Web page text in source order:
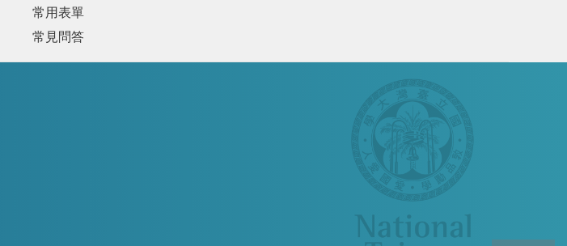
常用表單
常見問答